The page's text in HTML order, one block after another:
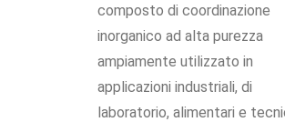
composto di coordinazione
inorganico ad alta purezza
ampiamente utilizzato in
applicazioni industriali, di
laboratorio, alimentari e